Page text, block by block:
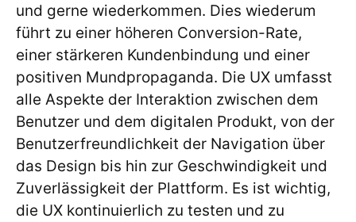
und gerne wiederkommen. Dies wiederum
führt zu einer höheren Conversion-Rate,
einer stärkeren Kundenbindung und einer
positiven Mundpropaganda. Die UX umfasst
alle Aspekte der Interaktion zwischen dem
Benutzer und dem digitalen Produkt, von der
Benutzerfreundlichkeit der Navigation über
das Design bis hin zur Geschwindigkeit und
Zuverlässigkeit der Plattform. Es ist wichtig,
die UX kontinuierlich zu testen und zu